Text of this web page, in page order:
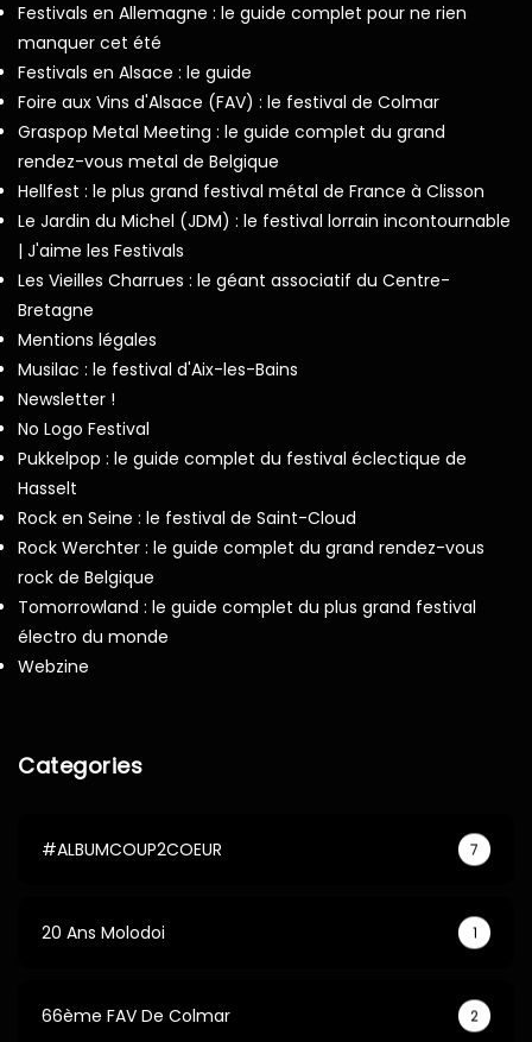
Festivals en Allemagne : le guide complet pour ne rien
manquer cet été
Festivals en Alsace : le guide
Foire aux Vins d'Alsace (FAV) : le festival de Colmar
Graspop Metal Meeting : le guide complet du grand
rendez-vous metal de Belgique
Hellfest : le plus grand festival métal de France à Clisson
Le Jardin du Michel (JDM) : le festival lorrain incontournable
| J'aime les Festivals
Les Vieilles Charrues : le géant associatif du Centre-
Bretagne
Mentions légales
Musilac : le festival d'Aix-les-Bains
Newsletter !
No Logo Festival
Pukkelpop : le guide complet du festival éclectique de
Hasselt
Rock en Seine : le festival de Saint-Cloud
Rock Werchter : le guide complet du grand rendez-vous
rock de Belgique
Tomorrowland : le guide complet du plus grand festival
électro du monde
Webzine
Categories
#ALBUMCOUP2COEUR 7
20 Ans Molodoi 1
66ème FAV De Colmar 2